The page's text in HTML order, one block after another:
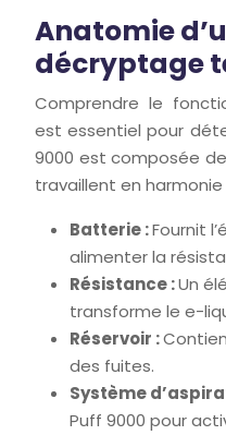
Anatomie
décryptage
Comprendre le
est essentiel pour
9000 est composée
travaillent en harmonie
Batterie :Fournit
alimenter la
Résistance :Un
transforme le e-
Réservoir :
des fuites.
Système
Puff 9000 pour